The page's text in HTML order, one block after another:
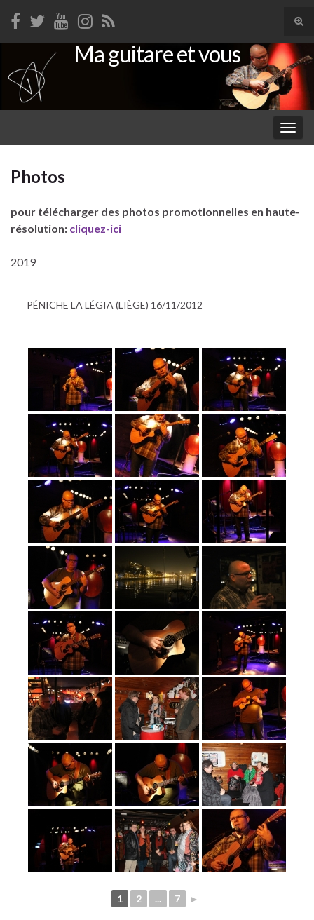
Search for:
Ma guitare et vous
Photos
pour télécharger des photos promotionnelles en haute-
résolution: cliquez-ici
2019
PÉNICHE LA LÉGIA (LIÈGE) 16/11/2012
1 2 ... 7 ►